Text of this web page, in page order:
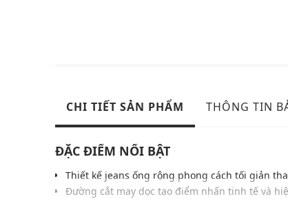
CHI TIẾT SẢN PHẨM THÔNG TIN
ĐẶC ĐIỂM NỔI BẬT
Thiết kế jeans ống rộng phong cách tối giản
Đường cắt may dọc tạo điểm nhấn tinh tế và